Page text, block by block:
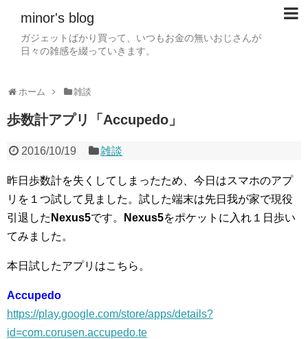
minor's blog
ガジェットばかり買って、いつもお金の無いおじさんが
日々の雑感を綴っていきます。
ホーム 雑談
歩数計アプリ「Accupedo」
2016/10/19 雑談
昨日歩数計を失くしてしまったため、今日はスマホのアプ
リを１つ試して見ました。試した端末は先日我が家で現役
引退した Nexus5です。 Nexus5をポケットに入れ１日歩い
てみました。
本日試したアプリはこちら。
Accupedo
https://play.google.com/store/apps/details?
id=com.corusen.accupedo.te